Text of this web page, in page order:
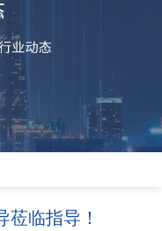
莅临指导！